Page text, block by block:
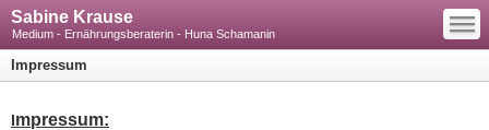
Sabine Krause
Medium - Ernährungsberaterin - Huna Schamanin
—
—
—
Impressum
Impressum: